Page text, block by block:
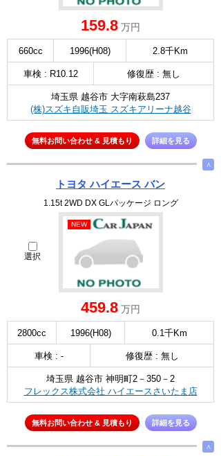
159.8 万円
660cc 1996(H08) 2.8千Km
車検 : R10.12 修復歴 : 無し
埼玉県 越谷市 大字南萩島237
(株)スズキ自販埼玉 スズキアリーナ越谷
無料お問い合わせ & 見積もり 詳細を見る
∧
トヨタ ハイエース バン
1.15t 2WD DX GLパッケージ ロング
選択
NEW
459.8 万円
2800cc 1996(H08) 0.1千Km
車検 : - 修復歴 : 無し
埼玉県 越谷市 神明町2－350－2
フレックス株式会社 ハイエースさいたま店
無料お問い合わせ & 見積もり 詳細を見る
∧